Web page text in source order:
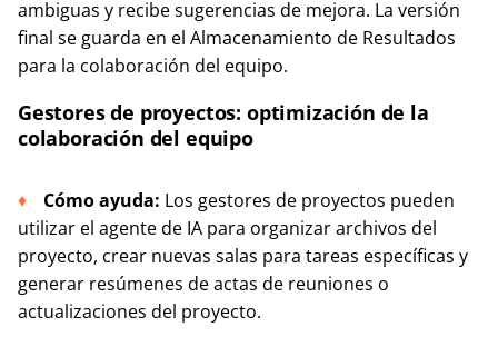
ambiguas y recibe sugerencias de mejora. La versión
final se guarda en el Almacenamiento de Resultados
para la colaboración del equipo.
Gestores de proyectos: optimización de la
colaboración del equipo
Cómo ayuda: Los gestores de proyectos pueden
utilizar el agente de IA para organizar archivos del
proyecto, crear nuevas salas para tareas específicas y
generar resúmenes de actas de reuniones o
actualizaciones del proyecto.